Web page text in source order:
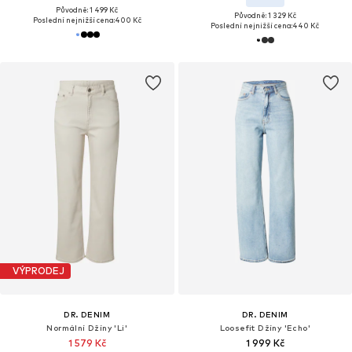
Původně: 1 499 Kč
Poslední nejnižší cena:400 Kč
Původně: 1 329 Kč
Poslední nejnižší cena:440 Kč
VÝPRODEJ
DR. DENIM
Normální Džíny 'Li'
1 579 Kč
DR. DENIM
Loosefit Džíny 'Echo'
1 999 Kč